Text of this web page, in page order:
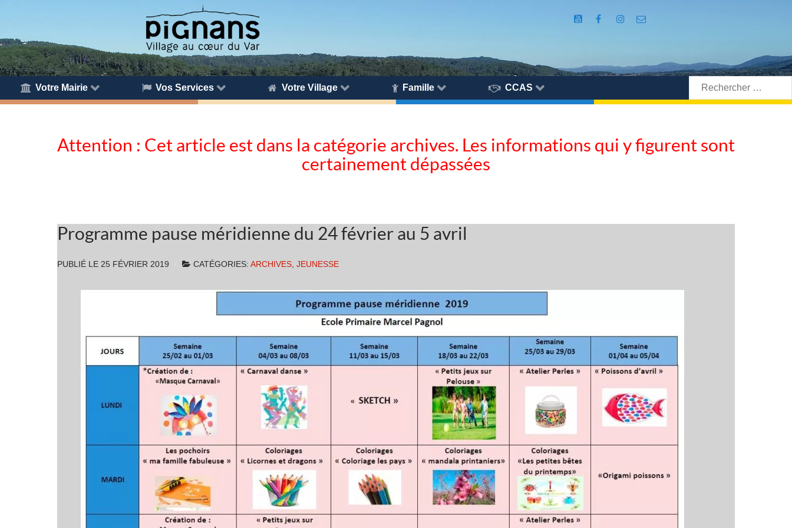
Votre Mairie Vos Services Votre Village Famille CCAS
Rechercher:
Attention : Cet article est dans la catégorie archives. Les informations qui y figurent sont
certainement dépassées
Programme pause méridienne du 24 février au 5 avril
PUBLIÉ LE 25 FÉVRIER 2019 CATÉGORIES: ARCHIVES JEUNESSE